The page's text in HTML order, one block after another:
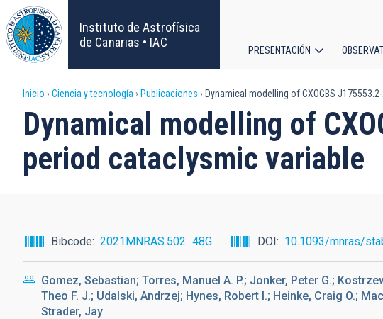
Pasar
al
contenido
principal
Instituto de Astrofísica
de Canarias • IAC
principal
PRESENTACIÓN
Sobrescribir
enlaces
de
a
la
navegación
Inicio Ciencia y tecnología Publicaciones Dynamical modelling of CXOGBS
Dynamical modelling of
period cataclysmic variable
Bibcode 2021MNRAS.502...48G DOI 10.1093/mnras/
Gomez, Sebastian; Torres, Manuel A. P.; Jonker, Peter G.;
Theo F. J.; Udalski, Andrzej; Hynes, Robert I.; Heinke, Craig O.;
Strader, Jay